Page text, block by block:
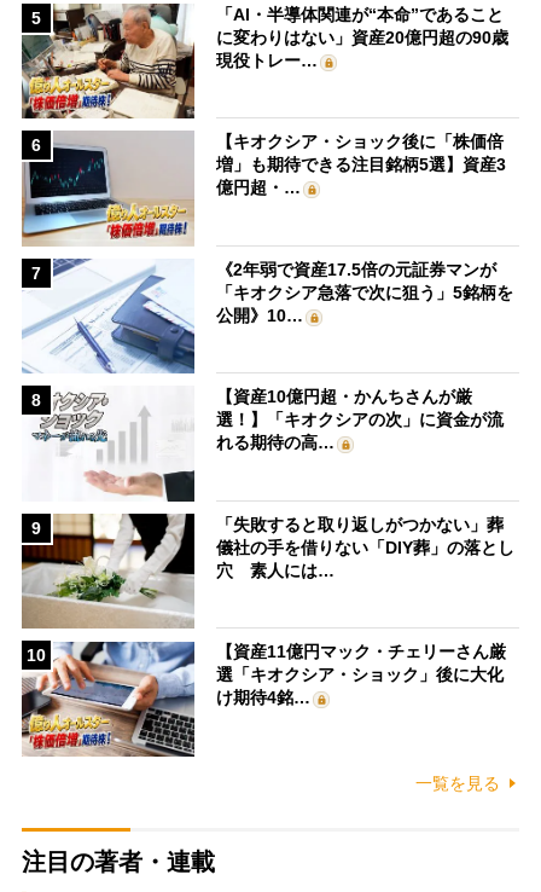
5
「AI・半導体関連が“本命”であること
に変わりはない」資産20億円超の90歳
現役トレー…
6
【キオクシア・ショック後に「株価倍
増」も期待できる注目銘柄5選】資産3
億円超・…
7
《2年弱で資産17.5倍の元証券マンが
「キオクシア急落で次に狙う」5銘柄を
公開》10…
8
【資産10億円超・かんちさんが厳
選！】「キオクシアの次」に資金が流
れる期待の高…
9
「失敗すると取り返しがつかない」葬
儀社の手を借りない「DIY葬」の落とし
穴 素人には…
10
【資産11億円マック・チェリーさん厳
選「キオクシア・ショック」後に大化
け期待4銘…
一覧を見る
注目の著者・連載